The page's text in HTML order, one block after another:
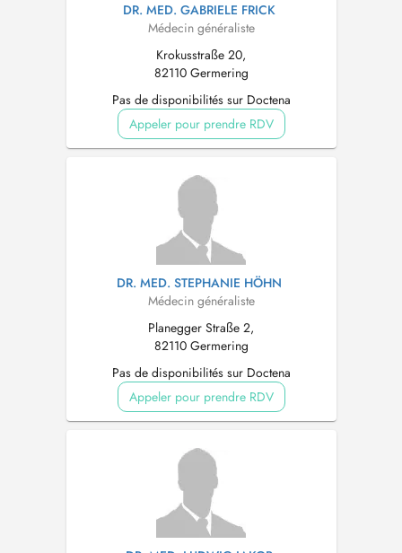
DR. MED. GABRIELE FRICK
Médecin généraliste
Krokusstraße 20,
82110 Germering
Pas de disponibilités sur Doctena
Appeler pour prendre RDV
DR. MED. STEPHANIE HÖHN
Médecin généraliste
Planegger Straße 2,
82110 Germering
Pas de disponibilités sur Doctena
Appeler pour prendre RDV